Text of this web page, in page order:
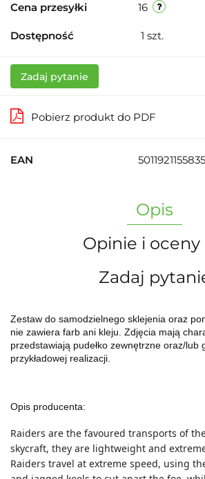
Cena przesyłki 16
Dostępność 1 szt.
Zadaj pytanie
Pobierz produkt do PDF
EAN 5011921155835
Opis
Opinie i oceny
Zadaj
Zestaw do samodzielnego sklejenia oraz
nie zawiera farb ani kleju. Zdjęcia mają
przedstawiają pudełko zewnętrzne oraz/lub
przykładowej realizacji.
Opis producenta:
Raiders are the favoured transports of
skycraft, they are lightweight and
Raiders travel at extreme speed, using